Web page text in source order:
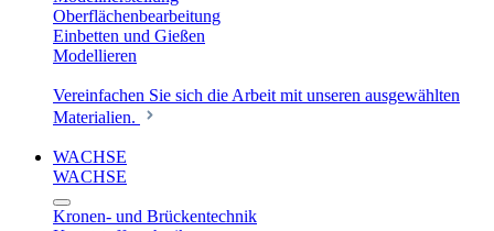
Oberflächenbearbeitung
Einbetten und Gießen
Modellieren
Vereinfachen Sie sich die Arbeit mit unseren ausgewählten
Materialien.
WACHSE
WACHSE
Kronen- und Brückentechnik